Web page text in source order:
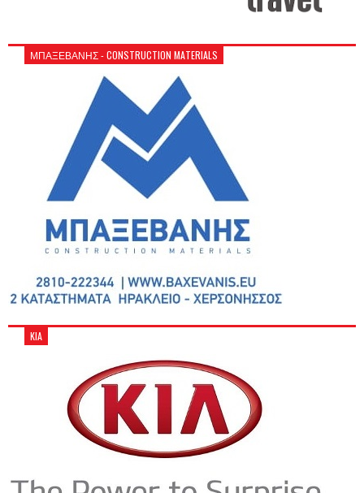
ΜΠΑΞΕΒΑΝΗΣ - CONSTRUCTION MATERIALS
KIA